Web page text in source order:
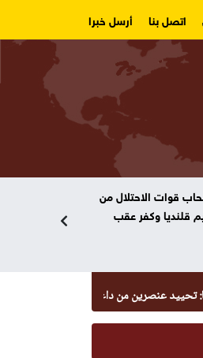
اتصل بنا أرسل خبرا
قوات الاحتلال من
قلنديا وكفر عقب
من داعش حاولا زرع عبوة في السيدة